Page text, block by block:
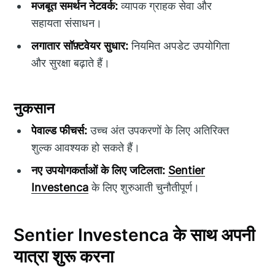
मजबूत समर्थन नेटवर्क:व्यापक ग्राहक सेवा और
सहायता संसाधन।
लगातार सॉफ़्टवेयर सुधार:नियमित अपडेट उपयोगिता
और सुरक्षा बढ़ाते हैं।
नुकसान
पेवाल्ड फीचर्स:उच्च अंत उपकरणों के लिए अतिरिक्त
शुल्क आवश्यक हो सकते हैं।
नए उपयोगकर्ताओं के लिए जटिलता: Sentier
Investencaके लिए शुरुआती चुनौतीपूर्ण।
Sentier Investenca के साथ अपनी
यात्रा शुरू करना